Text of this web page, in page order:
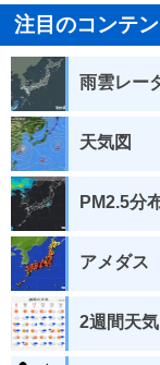
注目のコンテ
雨雲レー
天気図
PM2.5分
アメダス
2週間天気